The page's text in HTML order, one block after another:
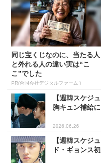
同じ宝くじなのに、当たる人
と外れる人の違い実は“こ
こ”でした
PR(合同会社デジタルファーム )
【週韓スケジ
胸キュン補給
2026.06.26
【週韓スケジ
ド・ギョンス